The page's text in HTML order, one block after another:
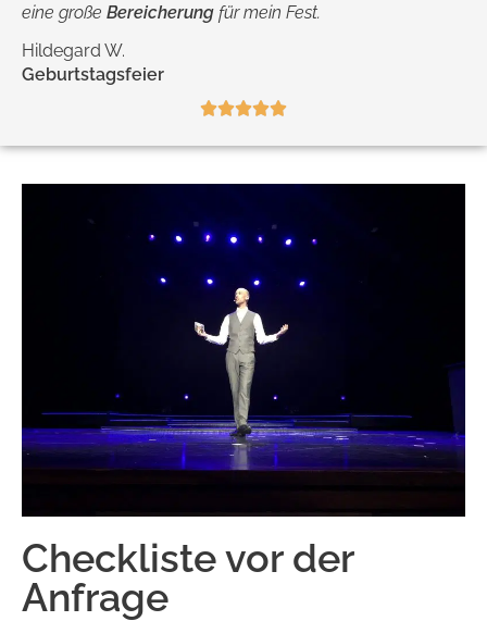
eine große Bereicherung für mein Fest.
Hildegard W.
Geburtstagsfeier

Checkliste vor der
Anfrage